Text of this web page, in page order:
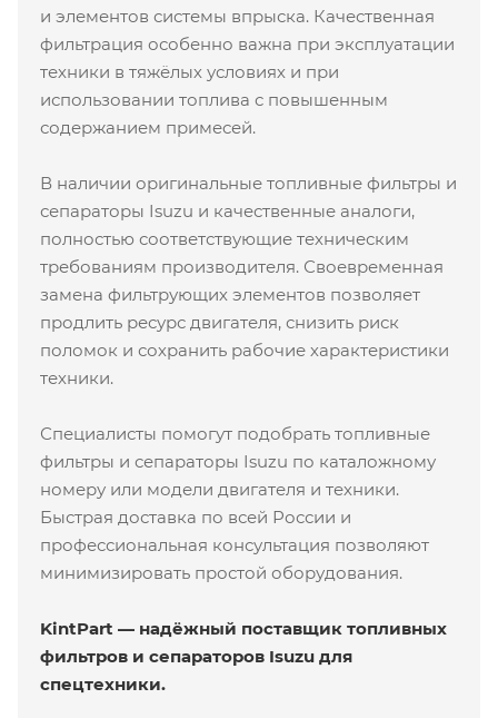
и элементов системы впрыска. Качественная
фильтрация особенно важна при эксплуатации
техники в тяжёлых условиях и при
использовании топлива с повышенным
содержанием примесей.
В наличии оригинальные топливные фильтры и
сепараторы Isuzu и качественные аналоги,
полностью соответствующие техническим
требованиям производителя. Своевременная
замена фильтрующих элементов позволяет
продлить ресурс двигателя, снизить риск
поломок и сохранить рабочие характеристики
техники.
Специалисты помогут подобрать топливные
фильтры и сепараторы Isuzu по каталожному
номеру или модели двигателя и техники.
Быстрая доставка по всей России и
профессиональная консультация позволяют
минимизировать простой оборудования.
KintPart — надёжный поставщик топливных
фильтров и сепараторов Isuzu для
спецтехники.